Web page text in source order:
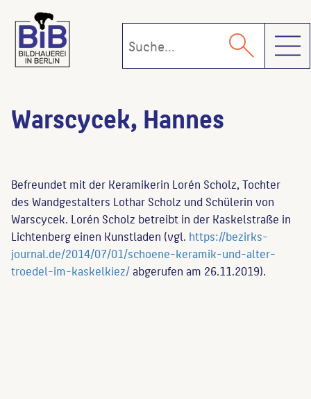
Warscycek, Hannes
Befreundet mit der Keramikerin Lorén Scholz, Tochter
des Wandgestalters Lothar Scholz und Schülerin von
Warscycek. Lorén Scholz betreibt in der Kaskelstraße in
Lichtenberg einen Kunstladen (vgl. https://bezirks-
journal.de/2014/07/01/schoene-keramik-und-alter-
troedel-im-kaskelkiez/abgerufen am 26.11.2019).